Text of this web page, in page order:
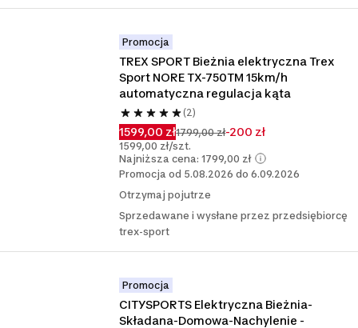
Promocja
TREX SPORT Bieżnia elektryczna Trex
Sport NORE TX-750TM 15km/h
automatyczna regulacja kąta
(2)
1599,00 zł1799,00 zł-200 zł
1599,00 zł/szt.
Najniższa cena: 1799,00 zł
Promocja od 5.08.2026 do 6.09.2026
Otrzymaj pojutrze
Sprzedawane i wysłane przez przedsiębiorcę
trex-sport
Promocja
CITYSPORTS Elektryczna Bieżnia-
Składana-Domowa-Nachylenie -